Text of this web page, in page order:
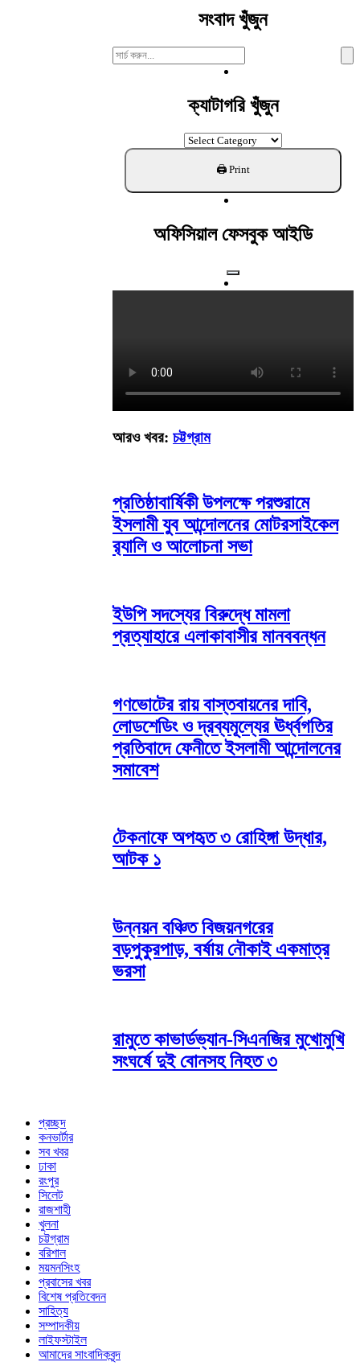
সংবাদ খুঁজুন
Search
For:
ক্যাটাগরি খুঁজুন
ক্যাটাগরি
খুঁজুন
অফিসিয়াল ফেসবুক আইডি
আরও খবর: চট্টগ্রাম
প্রতিষ্ঠাবার্ষিকী উপলক্ষে পরশুরামে
ইসলামী যুব আন্দোলনের মোটরসাইকেল
র‌্যালি ও আলোচনা সভা
ইউপি সদস্যের বিরুদ্ধে মামলা
প্রত্যাহারে এলাকাবাসীর মানববন্ধন
গণভোটের রায় বাস্তবায়নের দাবি,
লোডশেডিং ও দ্রব্যমূল্যের ঊর্ধ্বগতির
প্রতিবাদে ফেনীতে ইসলামী আন্দোলনের
সমাবেশ
টেকনাফে অপহৃত ৩ রোহিঙ্গা উদ্ধার,
আটক ১
উন্নয়ন বঞ্চিত বিজয়নগরের
বড়পুকুরপাড়, বর্ষায় নৌকাই একমাত্র
ভরসা
রামুতে কাভার্ডভ্যান-সিএনজির মুখোমুখি
সংঘর্ষে দুই বোনসহ নিহত ৩
প্রচ্ছদ
কনভার্টার
সব খবর
ঢাকা
রংপুর
সিলেট
রাজশাহী
খুলনা
চট্টগ্রাম
বরিশাল
ময়মনসিংহ
প্রবাসের খবর
বিশেষ প্রতিবেদন
সাহিত্য
সম্পাদকীয়
লাইফস্টাইল
আমাদের সাংবাদিকবৃন্দ